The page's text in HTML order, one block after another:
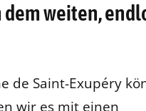
weiten,
de Saint-Exupéry
wir es mit einen